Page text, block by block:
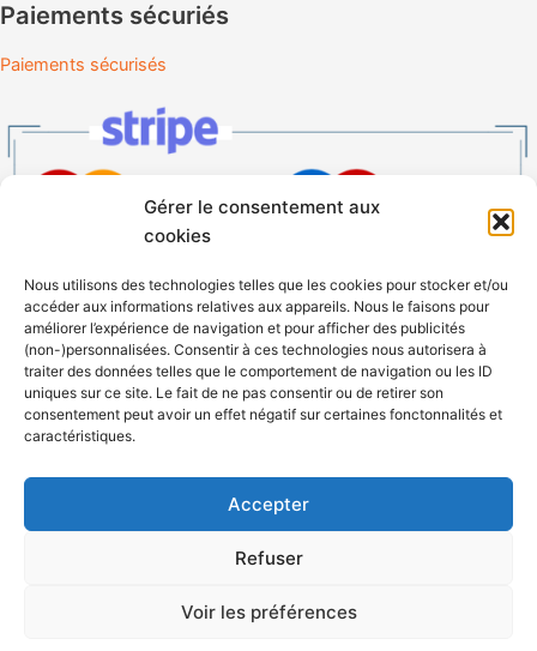
Gérer le consentement aux
cookies
Nous utilisons des technologies telles que les cookies pour stocker et/ou
accéder aux informations relatives aux appareils. Nous le faisons pour
améliorer l’expérience de navigation et pour afficher des publicités
(non-)personnalisées. Consentir à ces technologies nous autorisera à
traiter des données telles que le comportement de navigation ou les ID
uniques sur ce site. Le fait de ne pas consentir ou de retirer son
consentement peut avoir un effet négatif sur certaines fonctonnalités et
caractéristiques.
Accepter
Refuser
Voir les préférences
Paiements sécuriés
Paiements sécurisés
Facebook Instagram
Copyright ©2026 Vino Vélo|Powered byThème WordPress Astra
L'abus d'alcool est dangereux pour la santé, il est
recommandé de le consommer de manière réduite. La
consommation d'alcool est fortement déconseillée
pendant la grossesse et la vente aux mineurs de moins
vous attestez avoir au moins 18 ans.